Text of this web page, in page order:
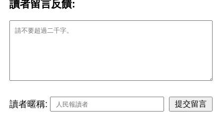
讀者留言反饋:
讀者暱稱: